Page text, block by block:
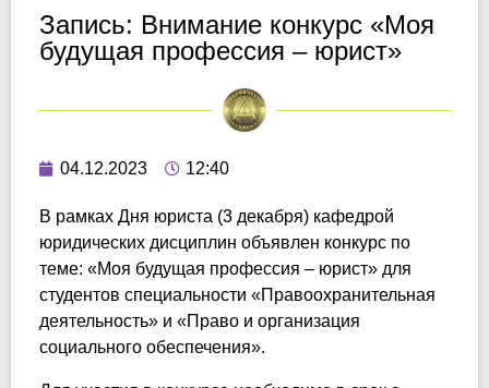
Запись: Внимание конкурс «Моя
будущая профессия – юрист»
04.12.2023 12:40
В рамках Дня юриста (3 декабря) кафедрой
юридических дисциплин объявлен конкурс по
теме: «Моя будущая профессия – юрист» для
студентов специальности «Правоохранительная
деятельность» и «Право и организация
социального обеспечения».